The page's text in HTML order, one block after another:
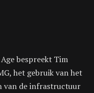
bespreekt Tim
het gebruik van het
van de infrastructuur